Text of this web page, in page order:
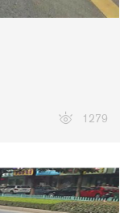
1279